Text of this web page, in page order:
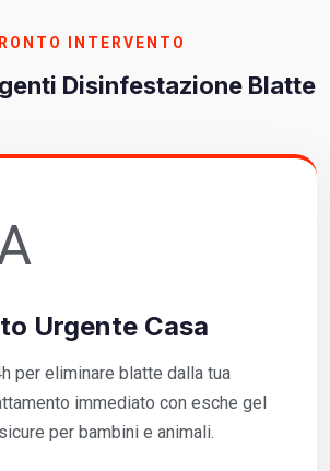
INTERVENTO
Disinfestazione Blatte
Urgente Casa
per eliminare blatte dalla tua
immediato con esche gel
per bambini e animali.